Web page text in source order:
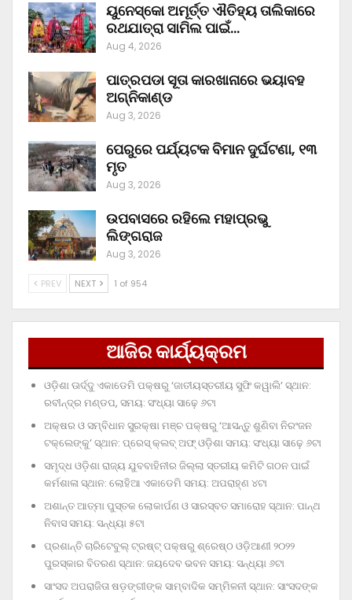
ୟୁନେସ୍କୋ ଅମୂର୍ତ୍ତ ଐତିହ୍ୟ ତାଲିକାରେ
ରଥଯାତ୍ରା ସାମିଲ ପାଇଁ…
Aug 4, 2026
ପାତ୍ରପଡା ସୂତା କାରଖାନାରେ ଭୟାବହ
ଅଗ୍ନିକାଣ୍ଡ
Aug 3, 2026
ପେରୁରେ ପର୍ଯ୍ୟଟକ ବିମାନ ଦୁର୍ଘଟଣା, ୧୩
ମୃତ
Aug 3, 2026
ଉପବାସରେ ରହିଲେ ମହାପ୍ରଭୁ
ଲିଙ୍ଗରାଜ
Aug 3, 2026
PREV NEXT 1 of 954
ଆଜିର କାର୍ଯ୍ୟକ୍ରମ
ଓଡ଼ିଶା ଊର୍ଦ୍ଦୁ ଏକାଡେମି ପକ୍ଷରୁ ‘ଜାତୀୟସ୍ତରୀୟ ସୁଫି କୱାଲି’ ସ୍ଥାନ:
ରବୀନ୍ଦ୍ର ମଣ୍ଡପ, ସମୟ: ସଂଧ୍ୟା ସାଢ଼େ ୬ଟା
ଅକ୍ଷର ଓ ସମ୍ବିଧାନ ସୁରକ୍ଷା ମଞ୍ଚ ପକ୍ଷରୁ ‘ଆସନ୍ତୁ ଶୁଣିବା ନିରଂଜନ
ଟକ୍‌ଲେଙ୍କୁ’ ସ୍ଥାନ: ପ୍ରେସ୍‌ କ୍ଲବ୍‌ ଅଫ୍‌ ଓଡ଼ିଶା ସମୟ: ସଂଧ୍ୟା ସାଢ଼େ ୬ଟା
ସମୃଦ୍ଧ ଓଡ଼ିଶା ରାଜ୍ୟ ଯୁବବାହିନୀର ଜିଲ୍ଲା ସ୍ତରୀୟ କମିଟି ଗଠନ ପାଇଁ
କର୍ମଶାଳା ସ୍ଥାନ: ଲୋହିଆ ଏକାଡେମି ସମୟ: ଅପରାହ୍‌ଣ ୪ଟା
ଅଶାନ୍ତ ଆତ୍ମା ପୁସ୍ତକ ଲୋକାର୍ପଣ ଓ ସାରସ୍ବତ ସମାରୋହ ସ୍ଥାନ: ପାନ୍ଥ
ନିବାସ ସମୟ: ସନ୍ଧ୍ୟା ୫ଟା
ପ୍ରଶାନ୍ତି ଚାରିଟେବୁଲ୍‌ ଟ୍ରଷ୍ଟ୍‌ ପକ୍ଷରୁ ଶ୍ରେଷ୍ଠ ଓଡ଼ିଆଣୀ ୨୦୨୨
ପୁରସ୍କାର ବିତରଣ ସ୍ଥାନ: ଜୟଦେବ ଭବନ ସମୟ: ସନ୍ଧ୍ୟା ୬ଟା
ସାଂସଦ ଅପରାଜିତା ଷଡ଼ଙ୍ଗୀଙ୍କ ସାମ୍ବାଦିକ ସମ୍ମିଳନୀ ସ୍ଥାନ: ସାଂସଦଙ୍କ